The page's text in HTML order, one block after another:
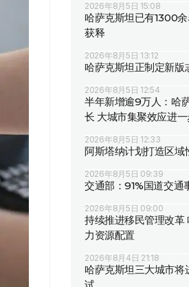
2026年8月5日 15:08
哈萨克斯坦已有1300
获释
2026年8月5日 13:12
哈萨克斯坦正制定新版
2026年8月5日 12:54
半年新增逾9万人：哈
长 大城市集聚效应进
2026年8月5日 12:33
阿斯塔纳计划打造区域
2026年8月5日 09:39
交通部：91%国道交通
2026年8月5日 09:00
持续推进移民管理改革
力资源配置
2026年8月4日 21:18
哈萨克斯坦三大城市将